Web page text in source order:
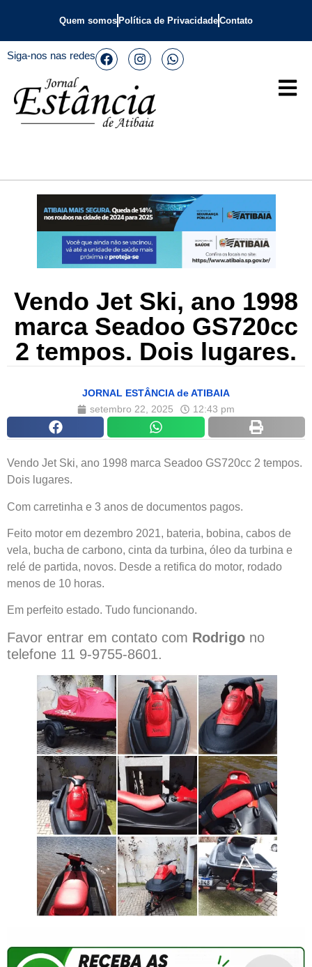
Quem somos Política de PrivacidadeContato
Siga-nos nas redes
Vendo Jet Ski, ano 1998
marca Seadoo GS720cc
2 tempos. Dois lugares.
JORNAL ESTÂNCIA de ATIBAIA
setembro 22, 2025
12:43 pm
Vendo Jet Ski, ano 1998 marca Seadoo GS720cc 2 tempos.
Dois lugares.
Com carretinha e 3 anos de documentos pagos.
Feito motor em dezembro 2021, bateria, bobina, cabos de
vela, bucha de carbono, cinta da turbina, óleo da turbina e
relé de partida, novos. Desde a retifica do motor, rodado
menos de 10 horas.
Em perfeito estado. Tudo funcionando.
Favor entrar em contato com Rodrigo no
telefone 11 9-9755-8601.